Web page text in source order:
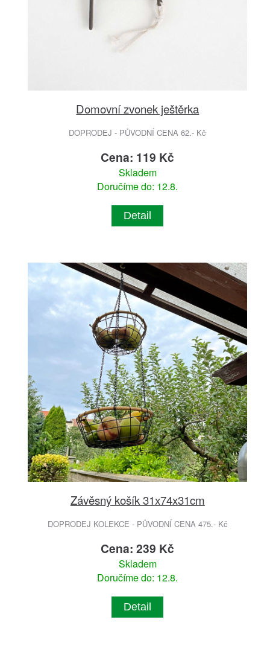
Domovní zvonek ještěrka
DOPRODEJ - PŮVODNÍ CENA 62.- Kč
Cena: 119 Kč
Skladem
Doručíme do: 12.8.
Detail
Závěsný košík 31x74x31cm
DOPRODEJ KOLEKCE - PŮVODNÍ CENA 475.- Kč
Cena: 239 Kč
Skladem
Doručíme do: 12.8.
Detail